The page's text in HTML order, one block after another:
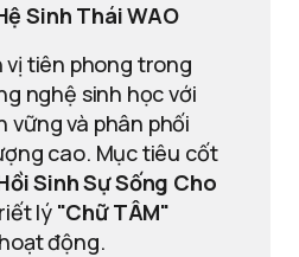
Sinh Thái WAO
tiên phong trong
nghệ sinh học với
vững và phân phối
cao. Mục tiêu cốt
Sinh Sự Sống Cho
lý "Chữ TÂM"
động.